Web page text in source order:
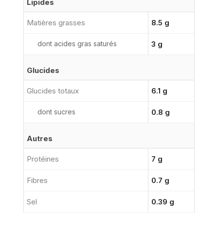
Lipides
Matières grasses 8.5 g
dont acides gras saturés 3 g
Glucides
Glucides totaux 6.1 g
dont sucres 0.8 g
Autres
Protéines 7 g
Fibres 0.7 g
Sel 0.39 g